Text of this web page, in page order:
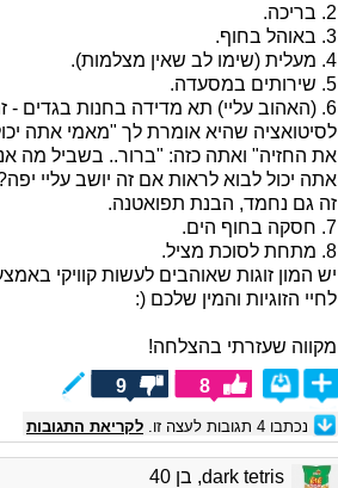
2. בריכה.
3. באוהל בחוף.
4. מעלית (שימו לב שאין מצלמות).
5. שירותים במסעדה.
6. (האהוב עליי) תא מדידה בחנות בגדים
לסיטואציה שהיא אומרת לך "מאמי אתה
את החזיה" ואתה כזה: "ברור.. בשביל מה
אתה יכול לבוא לראות אם זה יושב עליי
זה גם נחמד, הבנת תפואטנה.
7. חסקה בחוף הים.
8. מתחת לסוכת מציל.
יש המון זוגות שאוהבים לעשות קוויקי
לחיי הזוגיות והמין שלכם (:
מקווה שעזרתי בהצלחה!
8
9
נכתבו 4 תגובות לעצה זו. לקריאת התגובות
dark tetris, בן 40